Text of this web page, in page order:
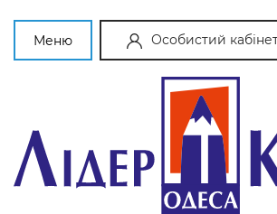
Меню Особистий